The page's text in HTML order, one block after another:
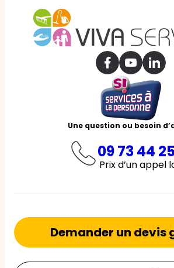
Une question ou besoin
09 73 44
Prix d’un appel
Demander un devis